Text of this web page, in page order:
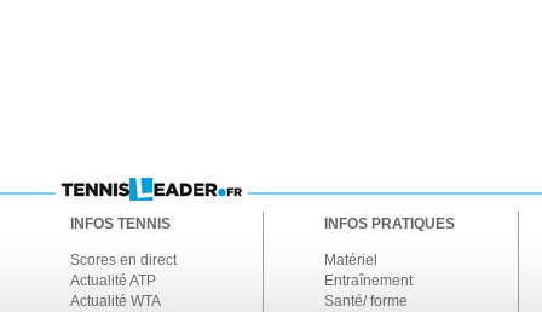
INFOS TENNIS
Scores en direct
Actualité ATP
Actualité WTA
INFOS PRATIQUES
Matériel
Entraînement
Santé/ forme